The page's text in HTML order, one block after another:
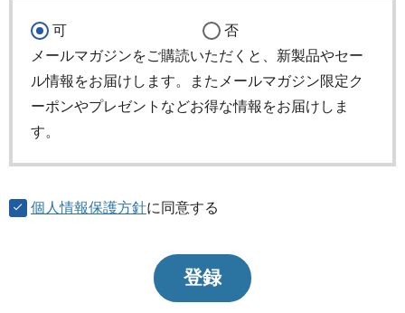
可
否
メールマガジンをご購読いただくと、新製品やセー
ル情報をお届けします。またメールマガジン限定ク
ーポンやプレゼントなどお得な情報をお届けしま
す。
個人情報保護方針に同意する
登録